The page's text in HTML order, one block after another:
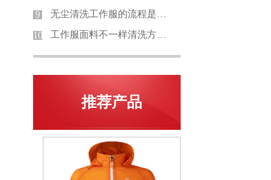
9 无尘清洗工作服的流程是怎样的
10 工作服面料不一样清洗方式也有差别
推荐产品